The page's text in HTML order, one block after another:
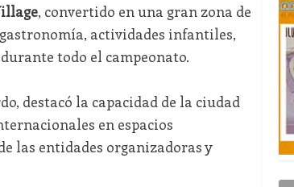
, convertido en una gran zona de
actividades infantiles,
todo el campeonato.
, destacó la capacidad de la ciudad
en espacios
las entidades organizadoras y